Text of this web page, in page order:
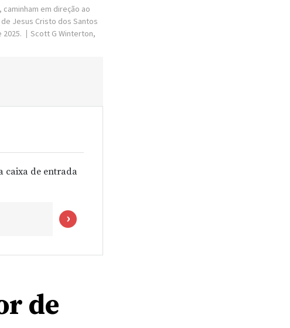
em direção ao
Jesus Cristo dos Santos
Scott G Winterton,
caixa de entrada
de